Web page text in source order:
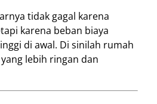
tidak gagal karena
karena beban biaya
di awal. Di sinilah rumah
lebih ringan dan